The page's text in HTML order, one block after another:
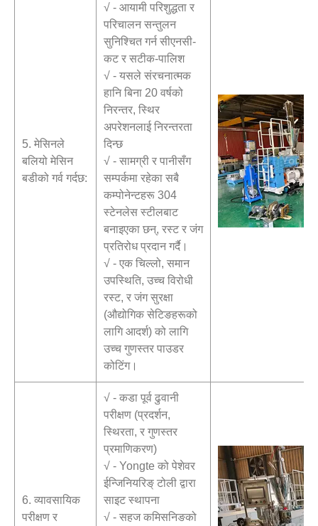
5. मेसिनले
बलियो मेसिन
बडीको गर्व गर्दछ:
√ - आयामी परिशुद्धता र
परिचालन सन्तुलन
सुनिश्चित गर्न सीएनसी-
कट र सटीक-पालिश
√ - यसले संरचनात्मक
हानि बिना 20 वर्षको
निरन्तर, स्थिर
अपरेशनलाई निरन्तरता
दिन्छ
√ - सामग्री र पानीसँग
सम्पर्कमा रहेका सबै
कम्पोनेन्टहरू 304
स्टेनलेस स्टीलबाट
बनाइएका छन्, रस्ट र जंग
प्रतिरोध प्रदान गर्दै।
√ - एक चिल्लो, समान
उपस्थिति, उच्च विरोधी
रस्ट, र जंग सुरक्षा
(औद्योगिक सेटिङहरूको
लागि आदर्श) को लागि
उच्च गुणस्तर पाउडर
कोटिंग।
6. व्यावसायिक
परीक्षण र
√ - कडा पूर्व ढुवानी
परीक्षण (प्रदर्शन,
स्थिरता, र गुणस्तर
प्रमाणिकरण)
√ - Yongte को पेशेवर
ईन्जिनियरिङ् टोली द्वारा
साइट स्थापना
√ - सहज कमिसनिङको